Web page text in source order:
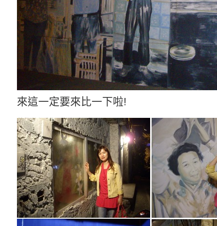
來這一定要來比一下啦!